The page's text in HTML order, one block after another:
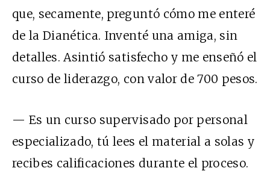
que, secamente, preguntó cómo me enteré
de la Dianética. Inventé una amiga, sin
detalles. Asintió satisfecho y me enseñó el
curso de liderazgo, con valor de 700 pesos.
— Es un curso supervisado por personal
especializado, tú lees el material a solas y
recibes calificaciones durante el proceso.